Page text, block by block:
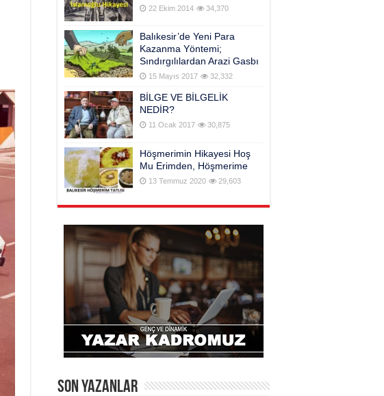
22 Ekim 2014 34,370
Balıkesir’de Yeni Para
Kazanma Yöntemi;
Sındırgılılardan Arazi Gasbı
15 Mayıs 2017 32,332
BİLGE VE BİLGELİK
NEDİR?
11 Ocak 2017 30,875
Höşmerimin Hikayesi Hoş
Mu Erimden, Höşmerime
13 Temmuz 2020 29,603
Son Yazanlar